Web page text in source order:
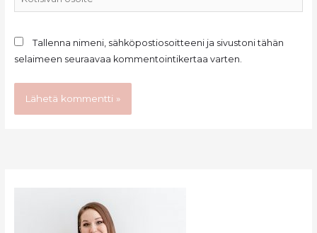
osoite
Tallenna nimeni, sähköpostiosoitteeni ja sivustoni tähän
selaimeen seuraavaa kommentointikertaa varten.